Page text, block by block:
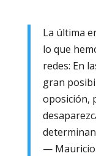
La última
lo que
redes: En
gran
oposición,
— Mauricio